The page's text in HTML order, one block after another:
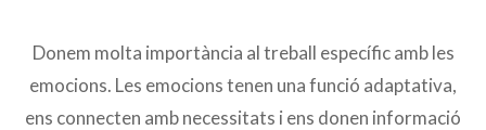
Donem molta importància al treball específic amb les
emocions. Les emocions tenen una funció adaptativa,
ens connecten amb necessitats i ens donen informació